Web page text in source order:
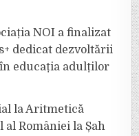
NOI a finalizat
dedicat dezvoltării
educația adulților
la Aritmetică
României la Șah